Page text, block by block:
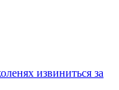
извиниться за